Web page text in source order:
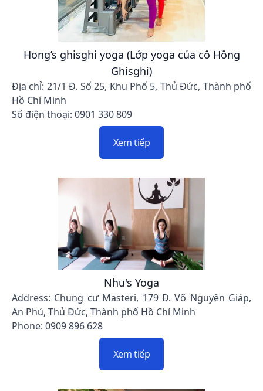
Hong’s ghisghi yoga (Lớp yoga của cô Hồng
Ghisghi)
Địa chỉ: 21/1 Đ. Số 25, Khu Phố 5, Thủ Đức, Thành phố
Hồ Chí Minh
Số điện thoại: 0901 330 809
Xem tiếp
Nhu's Yoga
Address: Chung cư Masteri, 179 Đ. Võ Nguyên Giáp,
An Phú, Thủ Đức, Thành phố Hồ Chí Minh
Phone: 0909 896 628
Xem tiếp